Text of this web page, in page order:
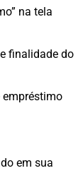
na tela
finalidade do
empréstimo
em sua